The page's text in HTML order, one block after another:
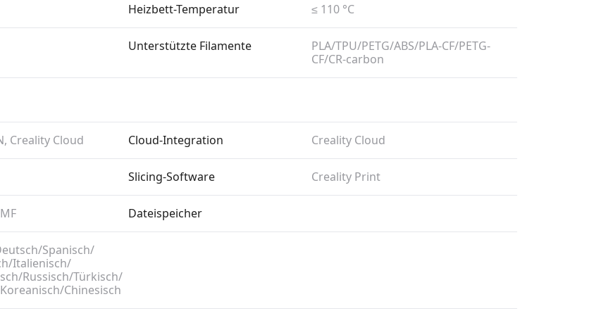
Heizbett-Temperatur ≤ 110 °C
Unterstützte Filamente
PLA/​TPU/​PETG/​ABS/​PLA-CF/​PETG-
CF/​CR-carbon
Creality Cloud Cloud-Integration Creality Cloud
Slicing-Software Creality Print
Dateispeicher
​Spanisch/​
​Italienisch/​
​Russisch/​Türkisch/​
​Chinesisch